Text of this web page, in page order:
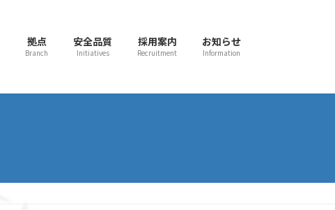
拠点
Branch
安全品質
Initiatives
採用案内
Recruitment
お知らせ
Information